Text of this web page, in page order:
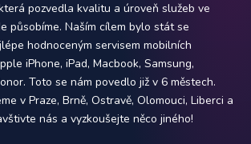
pozvedla kvalitu a úroveň služeb ve
působíme. Naším cílem bylo stát se
hodnoceným servisem mobilních
iPhone, iPad, Macbook, Samsung,
Toto se nám povedlo již v 6 městech.
v Praze, Brně, Ostravě, Olomouci, Liberci a
nás a vyzkoušejte něco jiného!